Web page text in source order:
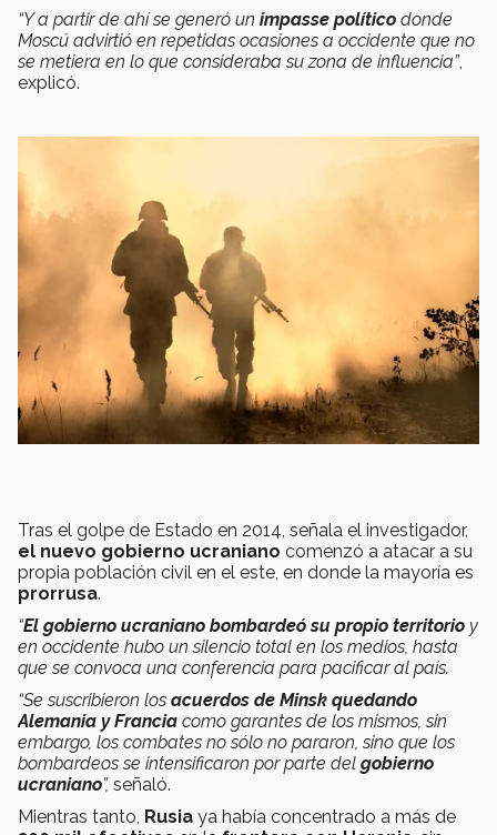
“Y a partir de ahí se generó un impasse político donde
Moscú advirtió en repetidas ocasiones a occidente que no
se metiera en lo que consideraba su zona de influencia”,
explicó.
Tras el golpe de Estado en 2014, señala el investigador,
el nuevo gobierno ucraniano comenzó a atacar a su
propia población civil en el este, en donde la mayoría es
prorrusa.
“El gobierno ucraniano bombardeó su propio territorio y
en occidente hubo un silencio total en los medios, hasta
que se convoca una conferencia para pacificar al país.
“Se suscribieron los acuerdos de Minsk quedando
Alemania y Francia como garantes de los mismos, sin
embargo, los combates no sólo no pararon, sino que los
bombardeos se intensificaron por parte del gobierno
ucraniano”, señaló.
Mientras tanto, Rusia ya había concentrado a más de